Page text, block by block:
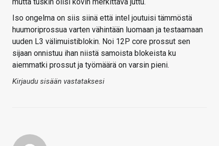
Iso ongelma on siis siinä että intel joutuisi tämmöstä
huumoriprossua varten vähintään luomaan ja testaamaan
uuden L3 välimuistiblokin. Noi 12P core prossut sen
sijaan onnistuu ihan niistä samoista blokeista ku
aiemmatki prossut ja työmäärä on varsin pieni.
Kirjaudu sisään vastataksesi